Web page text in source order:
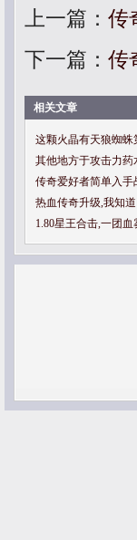
上一篇： 传
下一篇： 传
相关文章
这颗火晶有天狼蜘蛛
其他地方于攻击力药
传奇爱好者简单入手
热血传奇升级,我知
1.80星王合击,一团